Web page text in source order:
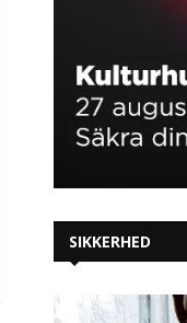
SIKKERHED